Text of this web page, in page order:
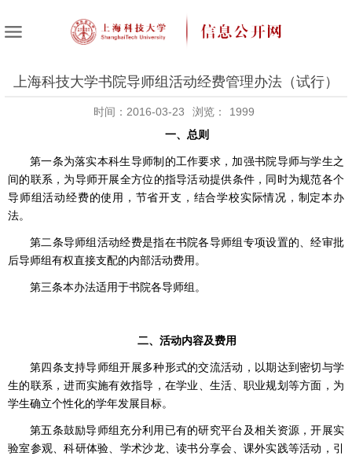
上海科技大学书院导师组活动经费管理办法（试行）
时间：2016-03-23 浏览：
1999
一、总则
第一条为落实本科生导师制的工作要求，加强书院导师与学生之
间的联系，为导师开展全方位的指导活动提供条件，同时为规范各个
导师组活动经费的使用，节省开支，结合学校实际情况，制定本办
法。
第二条导师组活动经费是指在书院各导师组专项设置的、经审批
后导师组有权直接支配的内部活动费用。
第三条本办法适用于书院各导师组。
二、活动内容及费用
第四条支持导师组开展多种形式的交流活动，以期达到密切与学
生的联系，进而实施有效指导，在学业、生活、职业规划等方面，为
学生确立个性化的学年发展目标。
第五条鼓励导师组充分利用已有的研究平台及相关资源，开展实
验室参观、科研体验、学术沙龙、读书分享会、课外实践等活动，引